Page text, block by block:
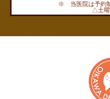
※ 当医院は予約制
△土曜